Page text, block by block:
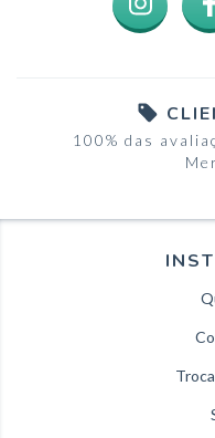
100% das